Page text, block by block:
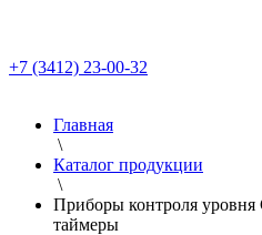
+7 (3412) 23-00-32
Главная
\
Каталог продукции
\
Приборы контроля уровня
таймеры